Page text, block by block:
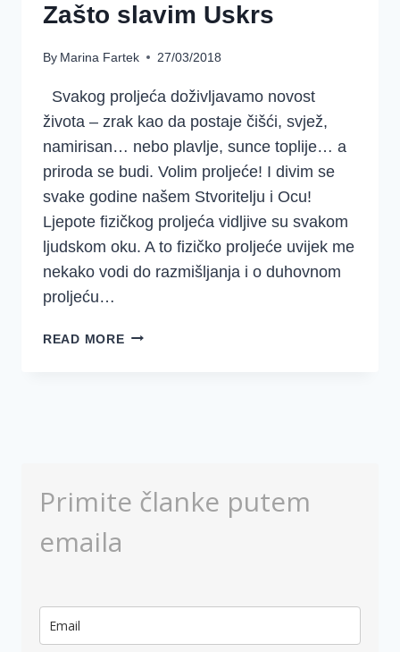
Zašto slavim Uskrs
By Marina Fartek 27/03/2018
Svakog proljeća doživljavamo novost
života – zrak kao da postaje čišći, svjež,
namirisan… nebo plavlje, sunce toplije… a
priroda se budi. Volim proljeće! I divim se
svake godine našem Stvoritelju i Ocu!
Ljepote fizičkog proljeća vidljive su svakom
ljudskom oku. A to fizičko proljeće uvijek me
nekako vodi do razmišljanja i o duhovnom
proljeću…
READ MOREZAŠTO
Primite članke putem
emaila